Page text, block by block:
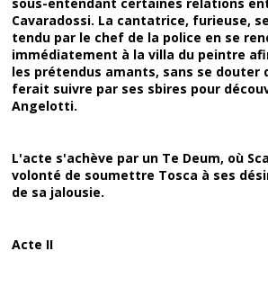
Cavaradossi. La cantatrice, furieuse,
tendu par le chef de la police en se
immédiatement à la villa du peintre
les prétendus amants, sans se douter
ferait suivre par ses sbires pour
Angelotti.
L'acte s'achève par un Te Deum, où
volonté de soumettre Tosca à ses
de sa jalousie.
Acte II